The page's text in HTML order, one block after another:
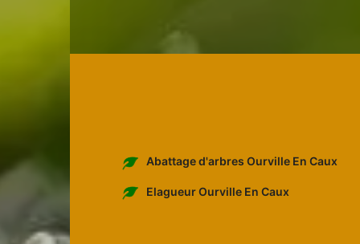
Abattage d'arbres Ourville En Caux
Elagueur Ourville En Caux